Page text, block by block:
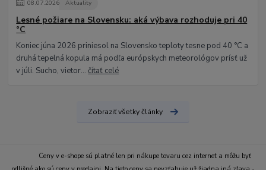
08.07.2026 Aktuality
Lesné požiare na Slovensku: aká výbava rozhoduje pri 40
°C
Koniec júna 2026 priniesol na Slovensko teploty tesne pod 40 °C a
druhá tepelná kopula má podľa európskych meteorológov prísť už
v júli. Sucho, vietor...čítať celé
Zobraziť všetky články
Ceny v e-shope sú platné len pri nákupe tovaru cez internet a môžu byť